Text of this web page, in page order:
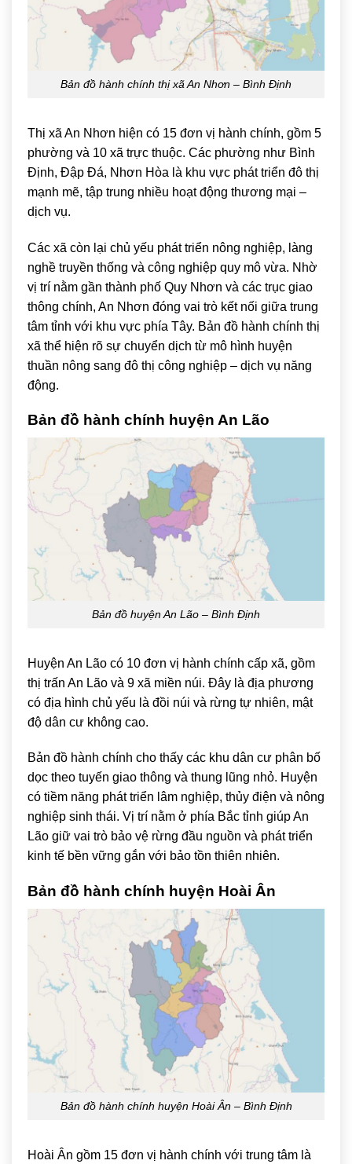
Bản đồ hành chính thị xã An Nhơn – Bình Định
Thị xã An Nhơn hiện có 15 đơn vị hành chính, gồm 5
phường và 10 xã trực thuộc. Các phường như Bình
Định, Đập Đá, Nhơn Hòa là khu vực phát triển đô thị
mạnh mẽ, tập trung nhiều hoạt động thương mại –
dịch vụ.
Các xã còn lại chủ yếu phát triển nông nghiệp, làng
nghề truyền thống và công nghiệp quy mô vừa. Nhờ
vị trí nằm gần thành phố Quy Nhơn và các trục giao
thông chính, An Nhơn đóng vai trò kết nối giữa trung
tâm tỉnh với khu vực phía Tây. Bản đồ hành chính thị
xã thể hiện rõ sự chuyển dịch từ mô hình huyện
thuần nông sang đô thị công nghiệp – dịch vụ năng
động.
Bản đồ hành chính huyện An Lão
Bản đồ huyện An Lão – Bình Định
Huyện An Lão có 10 đơn vị hành chính cấp xã, gồm
thị trấn An Lão và 9 xã miền núi. Đây là địa phương
có địa hình chủ yếu là đồi núi và rừng tự nhiên, mật
độ dân cư không cao.
Bản đồ hành chính cho thấy các khu dân cư phân bố
dọc theo tuyến giao thông và thung lũng nhỏ. Huyện
có tiềm năng phát triển lâm nghiệp, thủy điện và nông
nghiệp sinh thái. Vị trí nằm ở phía Bắc tỉnh giúp An
Lão giữ vai trò bảo vệ rừng đầu nguồn và phát triển
kinh tế bền vững gắn với bảo tồn thiên nhiên.
Bản đồ hành chính huyện Hoài Ân
Bản đồ hành chính huyện Hoài Ân – Bình Định
Hoài Ân gồm 15 đơn vị hành chính với trung tâm là